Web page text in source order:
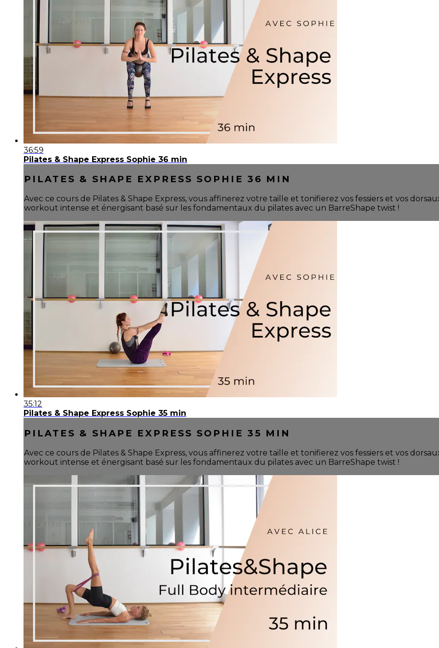
36:59
Pilates & Shape Express Sophie 36 min
PILATES & SHAPE EXPRESS SOPHIE 36 MIN
Avec ce cours de Pilates & Shape Express, vous affinerez votre taille et tonifierez vos fessiers et vos
workout intense et énergisant basé sur les fondamentaux du pilates avec un BarreShape twist !
35:12
Pilates & Shape Express Sophie 35 min
PILATES & SHAPE EXPRESS SOPHIE 35 MIN
Avec ce cours de Pilates & Shape Express, vous affinerez votre taille et tonifierez vos fessiers et vos
workout intense et énergisant basé sur les fondamentaux du pilates avec un BarreShape twist !